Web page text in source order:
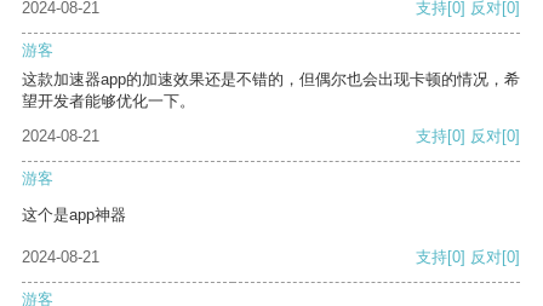
2024-08-21
支持[0] 反对[0]
游客
这款加速器app的加速效果还是不错的，但偶尔也会出现卡顿的情况，希
望开发者能够优化一下。
2024-08-21
支持[0] 反对[0]
游客
这个是app神器
2024-08-21 支持[0] 反对[0]
游客